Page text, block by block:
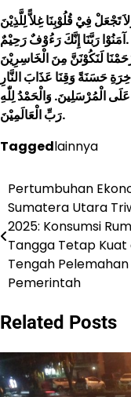
تَجْعَلْ فِيْ قُلُوْبِنَا غِلاًّ لِلَّذِيْنَ
آمَنُوْا رَبَّنَا إِنَّكَ رَءُوْفٌ رَحِيْمٌ.
الْمُرْسَلِينَ. وَالْحَمْدُ لِلّٰهِ
رَبِّ الْعَالَمِيْنَ.
Taggedlainnya
Post
navigation
Pertumbuhan
Sumatera Utara
2025: Konsumsi
Tangga Tetap Kuat
Tengah
Pemerintah
Related Posts